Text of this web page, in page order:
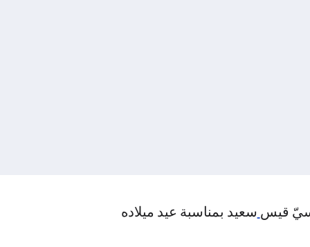
قيس سعيد بمناسبة عيد ميلاده